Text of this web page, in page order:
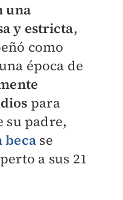
una
y estricta,
como
época de
para
su padre,
beca se
a sus 21